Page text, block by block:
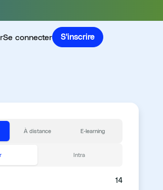
Se connecter S'inscrire
À distance E-learning
Intra
14